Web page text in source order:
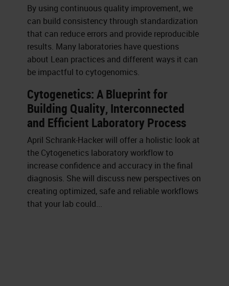
By using continuous quality improvement, we
can build consistency through standardization
that can reduce errors and provide reproducible
results. Many laboratories have questions
about Lean practices and different ways it can
be impactful to cytogenomics.
Cytogenetics: A Blueprint for
Building Quality, Interconnected
and Efficient Laboratory Process
April Schrank-Hacker will offer a holistic look at
the Cytogenetics laboratory workflow to
increase confidence and accuracy in the final
diagnosis. She will discuss new perspectives on
creating optimized, safe and reliable workflows
that your lab could...